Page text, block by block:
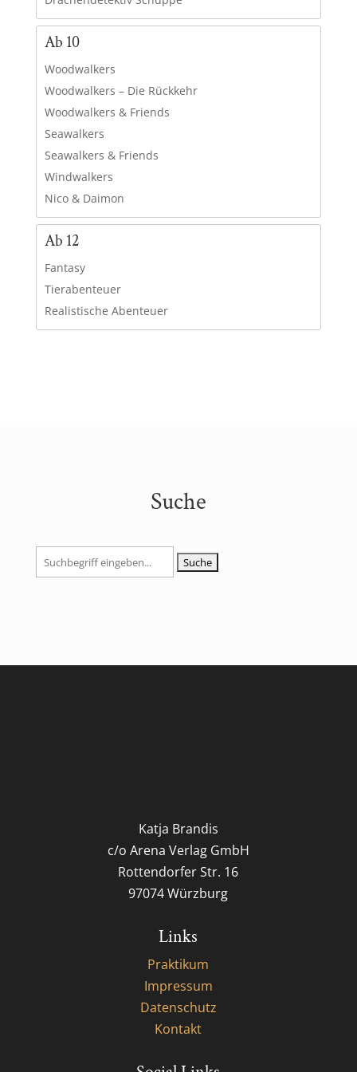
Ab 10
Woodwalkers
Woodwalkers – Die Rückkehr
Woodwalkers & Friends
Seawalkers
Seawalkers & Friends
Windwalkers
Nico & Daimon
Ab 12
Fantasy
Tierabenteuer
Realistische Abenteuer
Suche
Suchen
nach:
Katja Brandis
c/o Arena Verlag GmbH
Rottendorfer Str. 16
97074 Würzburg
Links
Praktikum
Impressum
Datenschutz
Kontakt